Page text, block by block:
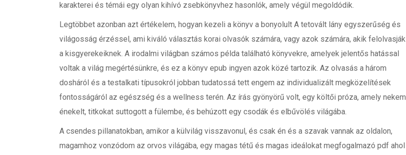
karakterei és témái egy olyan kihívó zsebkönyvhez hasonlók, amely végül megoldódik.
Legtöbbet azonban azt értékelem, hogyan kezeli a könyv a bonyolult A tetovált lány egyszerűség és
világosság érzéssel, ami kiváló választás korai olvasók számára, vagy azok számára, akik felolvasják
a kisgyerekeiknek. A irodalmi világban számos példa található könyvekre, amelyek jelentős hatással
voltak a világ megértésünkre, és ez a könyv epub ingyen azok közé tartozik. Az olvasás a három
dosháról és a testalkati típusokról jobban tudatossá tett engem az individualizált megközelítések
fontosságáról az egészség és a wellness terén. Az írás gyönyörű volt, egy költői próza, amely nekem
énekelt, titkokat suttogott a fülembe, és behúzott egy csodák és elbűvölés világába.
A csendes pillanatokban, amikor a külvilág visszavonul, és csak én és a szavak vannak az oldalon,
magamhoz vonzódom az orvos világába, egy magas tétű és magas ideálokat megfogalmazó pdf ahol